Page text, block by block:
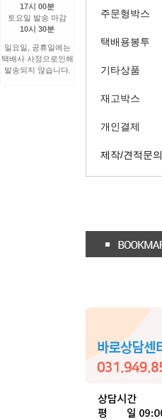
17시 00분
토요일 발송 마감
10시 30분
일요일, 공휴일에는
택배사 사정으로인해
발송되지 않습니다.
주문형박스
택배용봉투
기타상품
재고박스
개인결제
제작/견적문의